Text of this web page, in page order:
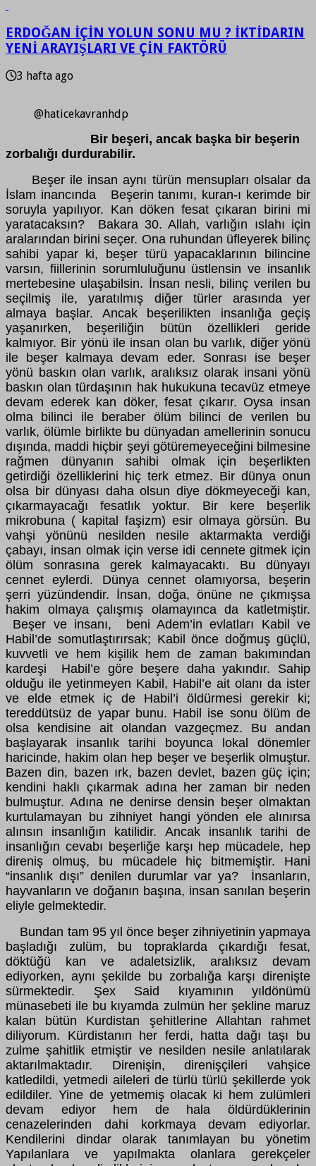
ERDOĞAN İÇİN YOLUN SONU MU ? İKTİDARIN
YENİ ARAYIŞLARI VE ÇİN FAKTÖRÜ
3 hafta ago
@haticekavranhdp
Bir beşeri, ancak başka bir beşerin
zorbalığı durdurabilir.
Beşer ile insan aynı türün mensupları olsalar da
İslam inancında Beşerin tanımı, kuran-ı kerimde bir
soruyla yapılıyor. Kan döken fesat çıkaran birini mi
yaratacaksın? Bakara 30. Allah, varlığın ıslahı için
aralarından birini seçer. Ona ruhundan üfleyerek bilinç
sahibi yapar ki, beşer türü yapacaklarının bilincine
varsın, fiillerinin sorumluluğunu üstlensin ve insanlık
mertebesine ulaşabilsin. İnsan nesli, bilinç verilen bu
seçilmiş ile, yaratılmış diğer türler arasında yer
almaya başlar. Ancak beşerilikten insanlığa geçiş
yaşanırken, beşeriliğin bütün özellikleri geride
kalmıyor. Bir yönü ile insan olan bu varlık, diğer yönü
ile beşer kalmaya devam eder. Sonrası ise beşer
yönü baskın olan varlık, aralıksız olarak insani yönü
baskın olan türdaşının hak hukukuna tecavüz etmeye
devam ederek kan döker, fesat çıkarır. Oysa insan
olma bilinci ile beraber ölüm bilinci de verilen bu
varlık, ölümle birlikte bu dünyadan amellerinin sonucu
dışında, maddi hiçbir şeyi götüremeyeceğini bilmesine
rağmen dünyanın sahibi olmak için beşerlikten
getirdiği özelliklerini hiç terk etmez. Bir dünya onun
olsa bir dünyası daha olsun diye dökmeyeceği kan,
çıkarmayacağı fesatlık yoktur. Bir kere beşerlik
mikrobuna ( kapital faşizm) esir olmaya görsün. Bu
vahşi yönünü nesilden nesile aktarmakta verdiği
çabayı, insan olmak için verse idi cennete gitmek için
ölüm sonrasına gerek kalmayacaktı. Bu dünyayı
cennet eylerdi. Dünya cennet olamıyorsa, beşerin
şerri yüzündendir. İnsan, doğa, önüne ne çıkmışsa
hakim olmaya çalışmış olamayınca da katletmiştir.
Beşer ve insanı, beni Adem’in evlatları Kabil ve
Habil’de somutlaştırırsak; Kabil önce doğmuş güçlü,
kuvvetli ve hem kişilik hem de zaman bakımından
kardeşi Habil’e göre beşere daha yakındır. Sahip
olduğu ile yetinmeyen Kabil, Habil’e ait olanı da ister
ve elde etmek iç de Habil’i öldürmesi gerekir ki;
tereddütsüz de yapar bunu. Habil ise sonu ölüm de
olsa kendisine ait olandan vazgeçmez. Bu andan
başlayarak insanlık tarihi boyunca lokal dönemler
haricinde, hakim olan hep beşer ve beşerlik olmuştur.
Bazen din, bazen ırk, bazen devlet, bazen güç için;
kendini haklı çıkarmak adına her zaman bir neden
bulmuştur. Adına ne denirse densin beşer olmaktan
kurtulamayan bu zihniyet hangi yönden ele alınırsa
alınsın insanlığın katilidir. Ancak insanlık tarihi de
insanlığın cevabı beşerliğe karşı hep mücadele, hep
direniş olmuş, bu mücadele hiç bitmemiştir. Hani
“insanlık dışı” denilen durumlar var ya? İnsanların,
hayvanların ve doğanın başına, insan sanılan beşerin
eliyle gelmektedir.
Bundan tam 95 yıl önce beşer zihniyetinin yapmaya
başladığı zulüm, bu topraklarda çıkardığı fesat,
döktüğü kan ve adaletsizlik, aralıksız devam
ediyorken, aynı şekilde bu zorbalığa karşı direnişte
sürmektedir. Şex Said kıyamının yıldönümü
münasebeti ile bu kıyamda zulmün her şekline maruz
kalan bütün Kurdistan şehitlerine Allahtan rahmet
diliyorum. Kürdistanın her ferdi, hatta dağı taşı bu
zulme şahitlik etmiştir ve nesilden nesile anlatılarak
aktarılmaktadır. Direnişin, direnişçileri vahşice
katledildi, yetmedi aileleri de türlü türlü şekillerde yok
edildiler. Yine de yetmemiş olacak ki hem zulümleri
devam ediyor hem de hala öldürdüklerinin
cenazelerinden dahi korkmaya devam ediyorlar.
Kendilerini dindar olarak tanımlayan bu yönetim
Yapılanlara ve yapılmakta olanlara gerekçeler